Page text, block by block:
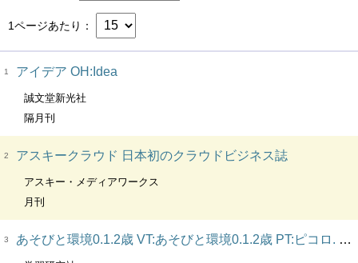
1ページあたり
1 アイデア OH:Idea
誠文堂新光社
隔月刊
2 アスキークラウド 日本初のクラウドビジネス誌
アスキー・メディアワークス
月刊
3 あそびと環境0.1.2歳 VT:あそびと環境0.1.2歳 PT:ピコロ. 別冊